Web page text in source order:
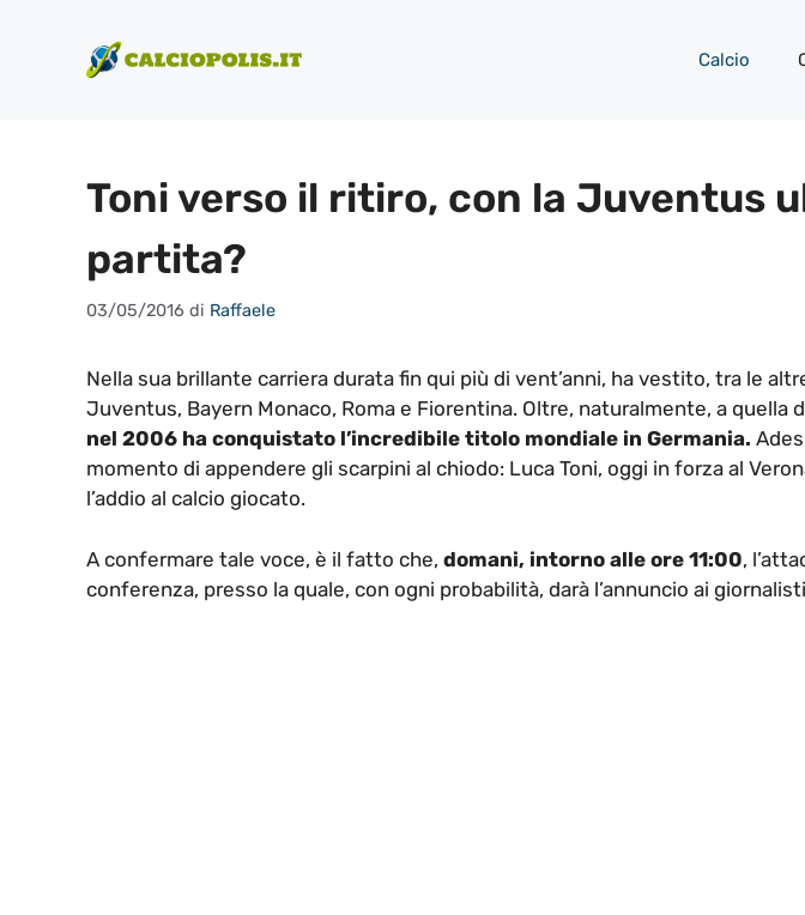
contenuto
Calcio
Toni verso il ritiro, con la Juventus
partita?
03/05/2016 di Raffaele
Nella sua brillante carriera durata fin qui più di vent’anni, ha vestito, tra le
Juventus, Bayern Monaco, Roma e Fiorentina. Oltre, naturalmente, a quella
nel 2006 ha conquistato l’incredibile titolo mondiale in Germania.
momento di appendere gli scarpini al chiodo: Luca Toni, oggi in forza al
l’addio al calcio giocato.
A confermare tale voce, è il fatto che, domani, intorno alle ore 11:00,
conferenza, presso la quale, con ogni probabilità, darà l’annuncio ai